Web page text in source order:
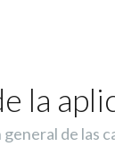
la
de las